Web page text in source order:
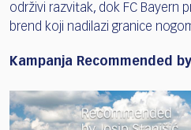
održivi razvitak, dok FC Bayern
brend koji nadilazi granice
Kampanja Recommended